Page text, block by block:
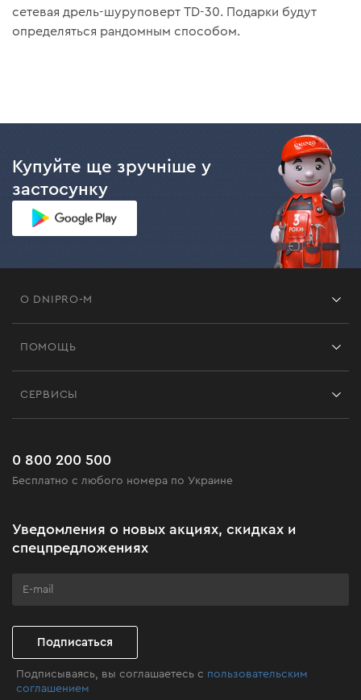
сетевая дрель-шуруповерт TD-30. Подарки будут
определяться рандомным способом.
Купуйте ще зручніше у
застосунку
О DNIPRO-M
Черная пятница
Клуб мастерства
ПОМОЩЬ
Часто задаваемые вопросы
СЕРВИСЫ
0 800 200 500
Бесплатно с любого номера по Украине
Уведомления о новых акциях, скидках и
спецпредложениях
Подписаться
Подписываясь, вы соглашаетесь с пользовательским
соглашением